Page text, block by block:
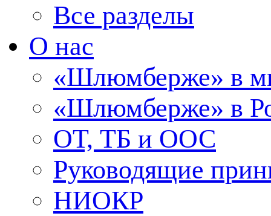
Все разделы
О нас
«Шлюмберже» в
«Шлюмберже» в
ОТ, ТБ и ООС
Руководящие
НИОКР